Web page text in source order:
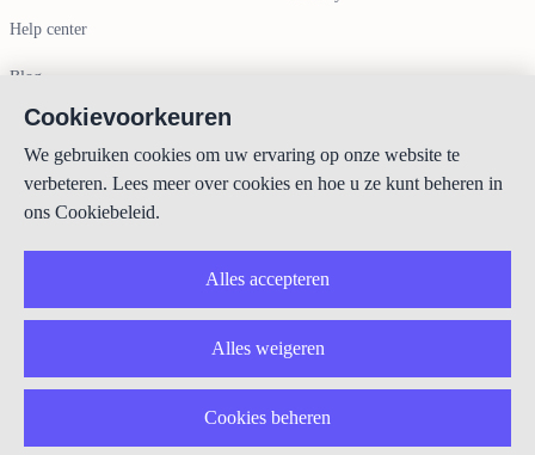
Help center
Blog
Contactgegevens
info@lexboost.com
GitHubYouTube
Cookievoorkeuren
We gebruiken cookies om uw ervaring op onze website te
verbeteren. Lees meer over cookies en hoe u ze kunt beheren in
ons Cookiebeleid.
Alles accepteren
Alles weigeren
Cookies beheren